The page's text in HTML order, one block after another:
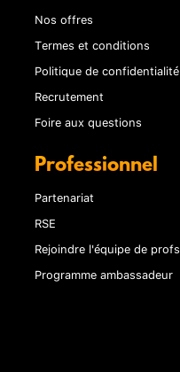
Nos offres
Termes et conditions
Politique de confidentialité
Recrutement
Foire aux questions
Professionnel
Partenariat
RSE
Rejoindre l'équipe de profs
Programme ambassadeur